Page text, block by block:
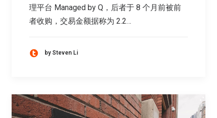
理平台 Managed by Q，后者于 8 个月前被前
者收购，交易金额据称为 2.2…
by Steven Li